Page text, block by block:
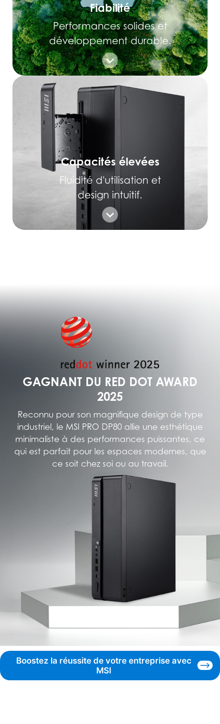
Fiabilité
Performances solides et
développement durable.
Capacités élevées
Fluidité d'utilisation et
design intuitif.
GAGNANT DU RED DOT AWARD
2025
Reconnu pour son magnifique design de type
industriel, le MSI PRO DP80 allie une esthétique
minimaliste à des performances puissantes, ce
qui est parfait pour les espaces modernes, que
ce soit chez soi ou au travail.
Boostez la réussite de votre entreprise avec
MSI